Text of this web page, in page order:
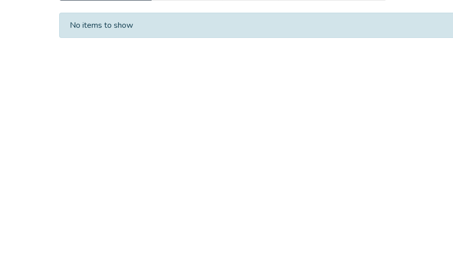
Recent Submissions
No items to show